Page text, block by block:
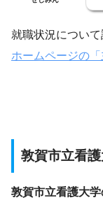
就職状況について
ホームページの「
敦賀市立看
敦賀市立看護大学